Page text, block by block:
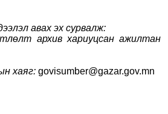
авах эх сурвалж:
архив хариуцсан ажилтан
хаяг: govisumber@gazar.gov.mn